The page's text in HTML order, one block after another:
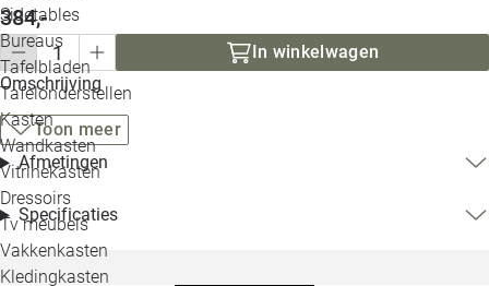
Sidetables
Bureaus
Tafelbladen
Tafelonderstellen
Kasten
Wandkasten
Vitrinekasten
Dressoirs
Tv meubels
Vakkenkasten
Kledingkasten
384,-
In winkelwagen
Omschrijving
Toon meer
Afmetingen
Specificaties